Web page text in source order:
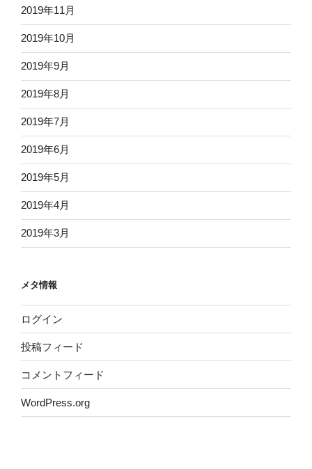
2019年11月
2019年10月
2019年9月
2019年8月
2019年7月
2019年6月
2019年5月
2019年4月
2019年3月
メタ情報
ログイン
投稿フィード
コメントフィード
WordPress.org